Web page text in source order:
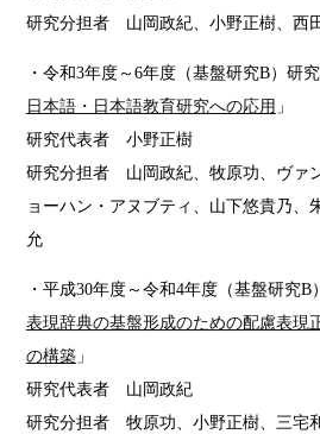
研究分担者 山岡政紀、小野正樹、西
・令和3年度～6年度（基盤研究B）研
日本語・日本語教育研究への応用 」
研究代表者 小野正樹
研究分担者 山岡政紀、牧原功、ヴァ
ョーハン・アヌブティ、山下悠貴乃、
允
・平成30年度～令和4年度（基盤研究B
表現辞典の基盤形成のための配慮表現
の構築」
研究代表者 山岡政紀
研究分担者 牧原功、小野正樹、三宅